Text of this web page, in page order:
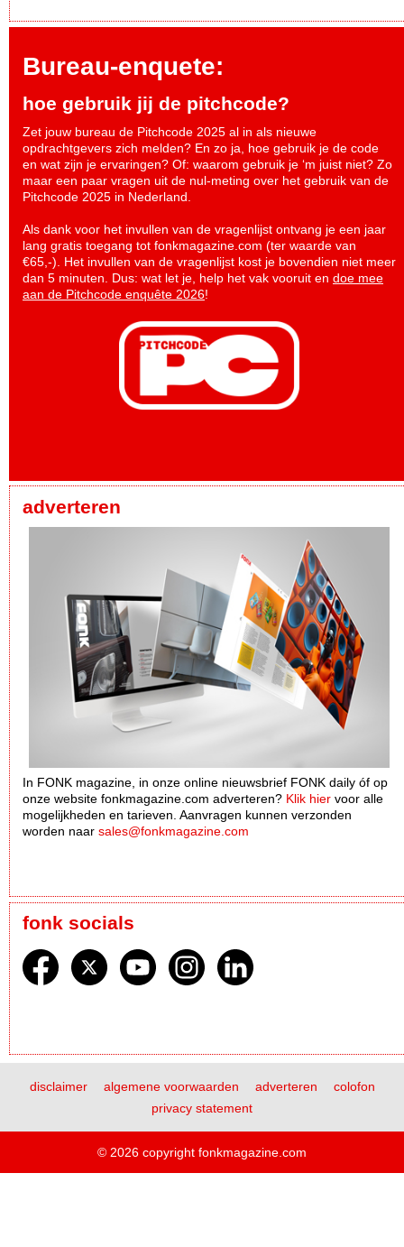
Bureau-enquete:
hoe gebruik jij de pitchcode?
Zet jouw bureau de Pitchcode 2025 al in als nieuwe
opdrachtgevers zich melden? En zo ja, hoe gebruik je de code
en wat zijn je ervaringen? Of: waarom gebruik je ‘m juist niet? Zo
maar een paar vragen uit de nul-meting over het gebruik van de
Pitchcode 2025 in Nederland.
Als dank voor het invullen van de vragenlijst ontvang je een jaar
lang gratis toegang tot fonkmagazine.com (ter waarde van
€65,-). Het invullen van de vragenlijst kost je bovendien niet meer
dan 5 minuten. Dus: wat let je, help het vak vooruit en doe mee
aan de Pitchcode enquête 2026!
adverteren
In FONK magazine, in onze online nieuwsbrief FONK daily óf op
onze website fonkmagazine.com adverteren? Klik hier voor alle
mogelijkheden en tarieven. Aanvragen kunnen verzonden
worden naar sales@fonkmagazine.com
fonk socials
disclaimer algemene voorwaarden adverteren
colofon
privacy statement
© 2026 copyright fonkmagazine.com